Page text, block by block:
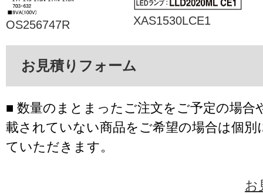
OS256747R XAS1530LCE1
お見積りフォーム
■ 数量のまとまったご注文をご予定の場合
載されていない商品をご希望の場合は個別
ていただきます。
お